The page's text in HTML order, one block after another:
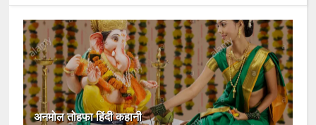
अनमोल तोहफा हिंदी कहानी